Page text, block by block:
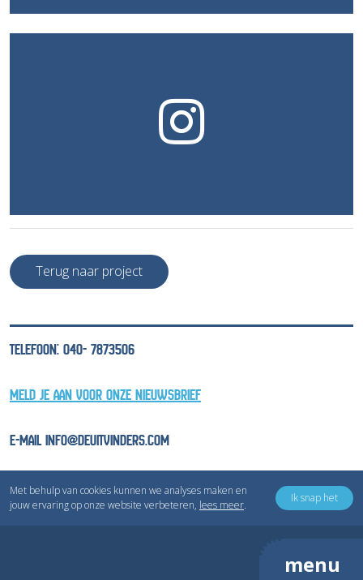
Met behulp van cookies kunnen we analyses maken en
jouw ervaring op onze website verbeteren, lees meer.
Ik snap het
menu
Terug naar project
TELEFOON: 040- 7873506
MELD JE AAN VOOR ONZE NIEUWSBRIEF
E-MAIL INFO@DEUITVINDERS.COM